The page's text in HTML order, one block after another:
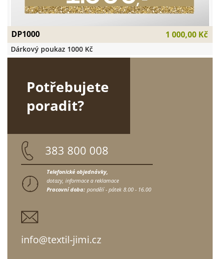
DP1000 1 000,00 Kč
Dárkový poukaz 1000 Kč
Potřebujete
poradit?
383 800 008
Telefonické objednávky,
dotazy, informace a reklamace
Pracovní doba: pondělí - pátek 8.00 - 16.00
info@textil-jimi.cz